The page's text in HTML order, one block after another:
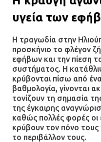
υγεία των
Η τραγωδία στην
προσκήνιο το φλέγον
εφήβων και την πίεση
συστήματος. Η
κρύβονται πίσω από
βαθμολογία, γίνονται
τονίζουν τη σημασία
της έγκαιρης
καθώς πολλές φορές οι
κρύβουν τον πόνο τους
το περιβάλλον τους.